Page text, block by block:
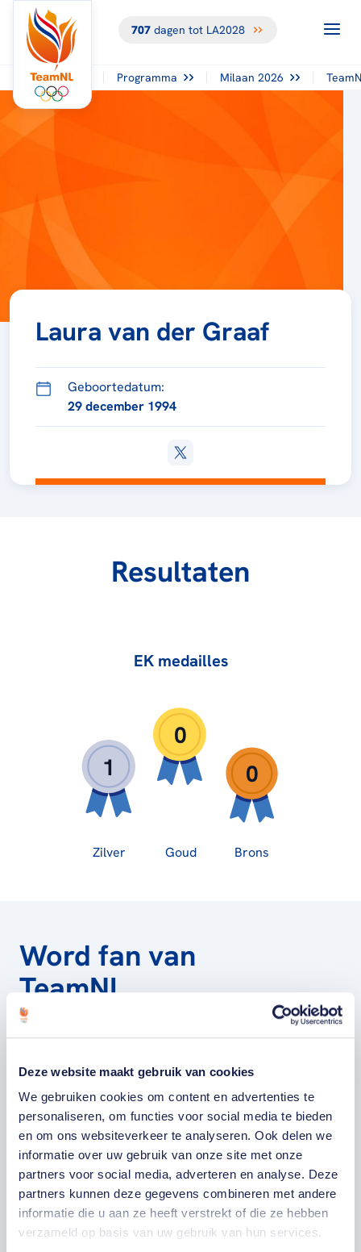
Deze website maakt gebruik van cookies
We gebruiken cookies om content en advertenties te
personaliseren, om functies voor social media te bieden
en om ons websiteverkeer te analyseren. Ook delen we
informatie over uw gebruik van onze site met onze
partners voor social media, adverteren en analyse. Deze
partners kunnen deze gegevens combineren met andere
informatie die u aan ze heeft verstrekt of die ze hebben
verzameld op basis van uw gebruik van hun services.
707dagen tot LA2028
Programma Milaan 2026
Laura van der Graaf
Geboortedatum:
29 december 1994
Resultaten
EK medailles
1
0
0
Zilver Goud Brons
Word fan van
TeamNL
Wil je als fan van TeamNL als eerste op de
winactie's of toffe sportupdates? Vul dan
hieronder je gegevens in om je in te schrijven
voor onze nieuwsbrief.
VOORNAAM
ACHTERNAAM